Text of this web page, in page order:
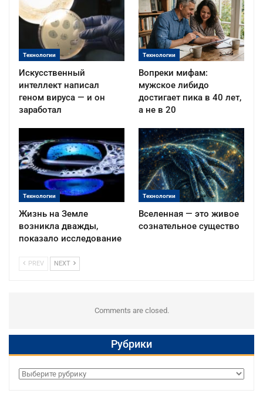
Технологии
Искусственный
интеллект написал
геном вируса — и он
заработал
Технологии
Вопреки мифам:
мужское либидо
достигает пика в 40 лет,
а не в 20
Технологии
Жизнь на Земле
возникла дважды,
показало исследование
Технологии
Вселенная — это живое
сознательное существо
PREV NEXT
Comments are closed.
Рубрики
Рубрики